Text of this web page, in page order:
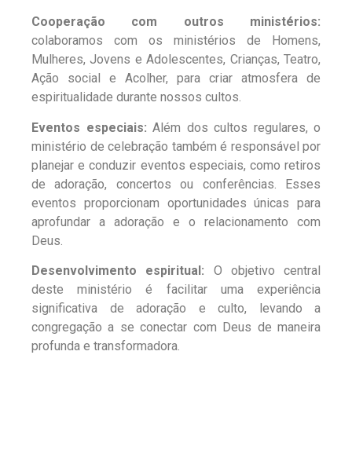
Cooperação com outros ministérios:
colaboramos com os ministérios de Homens,
Mulheres, Jovens e Adolescentes, Crianças, Teatro,
Ação social e Acolher, para criar atmosfera de
espiritualidade durante nossos cultos.
Eventos especiais: Além dos cultos regulares, o
ministério de celebração também é responsável por
planejar e conduzir eventos especiais, como retiros
de adoração, concertos ou conferências. Esses
eventos proporcionam oportunidades únicas para
aprofundar a adoração e o relacionamento com
Deus.
Desenvolvimento espiritual: O objetivo central
deste ministério é facilitar uma experiência
significativa de adoração e culto, levando a
congregação a se conectar com Deus de maneira
profunda e transformadora.